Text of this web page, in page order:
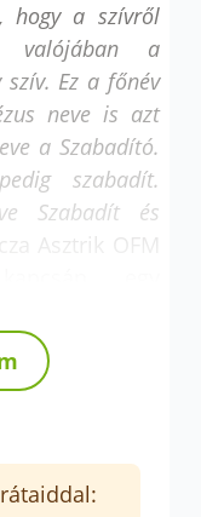
hogy a szívről
valójában a
szív. Ez a főnév
neve is azt
a Szabadító.
szabadít.
Szabadít és
Asztrik OFM
lapjában
ferences
évben június